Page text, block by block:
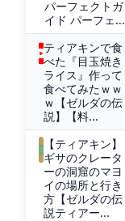
パーフェクトガ
イド パーフェ...
ティアキンで食
べた『目玉焼き
ライス』作って
食べてみたｗｗ
ｗ【ゼルダの伝
説】【料...
【ティアキン】
ギサのクレータ
ーの洞窟のマヨ
イの場所と行き
方【ゼルダの伝
説ティアー...